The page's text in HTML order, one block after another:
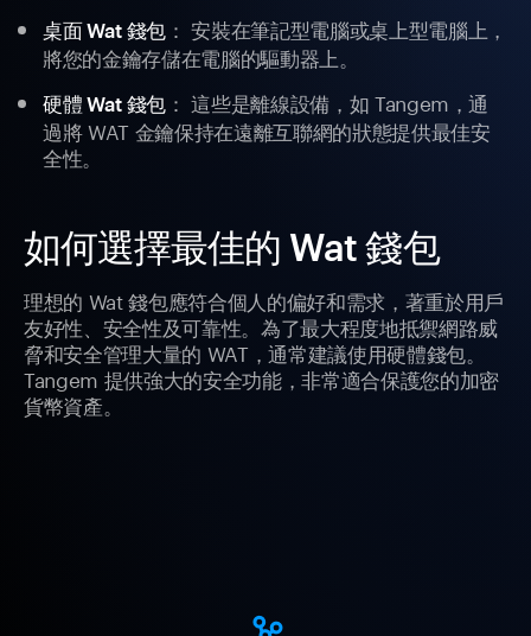
桌面 Wat 錢包： 安裝在筆記型電腦或桌上型電腦上，
將您的金鑰存儲在電腦的驅動器上。
硬體 Wat 錢包： 這些是離線設備，如 Tangem，通
過將 WAT 金鑰保持在遠離互聯網的狀態提供最佳安
全性。
如何選擇最佳的 Wat 錢包
理想的 Wat 錢包應符合個人的偏好和需求，著重於用戶
友好性、安全性及可靠性。為了最大程度地抵禦網路威
脅和安全管理大量的 WAT，通常建議使用硬體錢包。
Tangem 提供強大的安全功能，非常適合保護您的加密
貨幣資產。